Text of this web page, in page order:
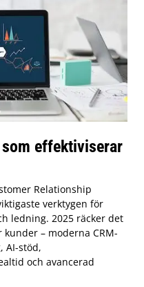
effektiviserar
Relationship
verktygen för
ledning. 2025 räcker det
– moderna CRM-
AI-stöd,
och avancerad